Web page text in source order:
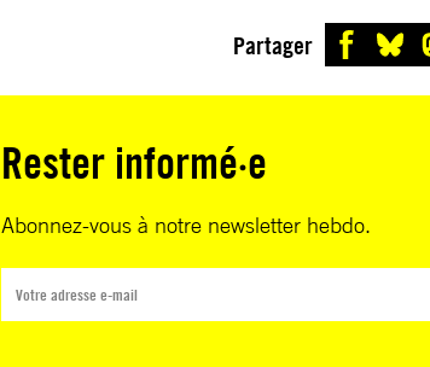
Partager
Rester informé·e
Abonnez-vous à notre newsletter hebdo.